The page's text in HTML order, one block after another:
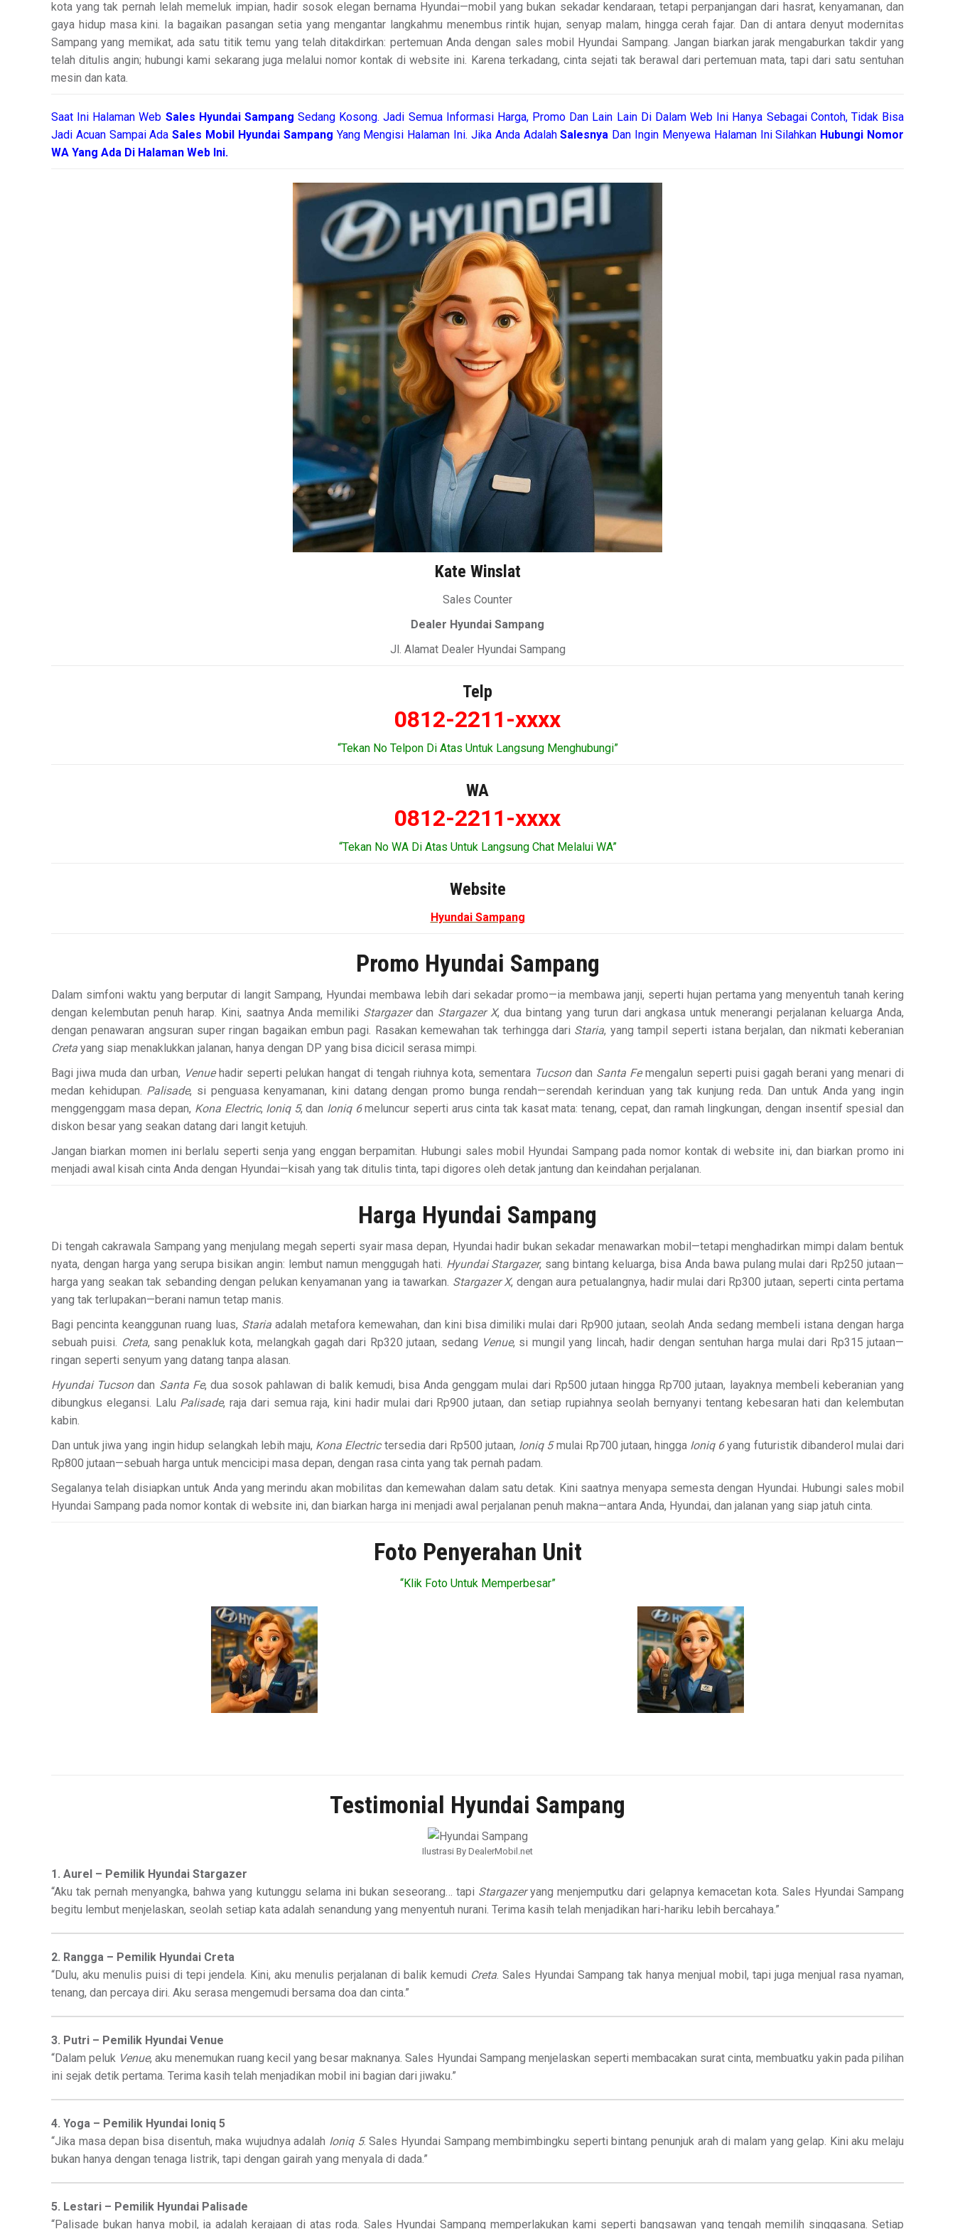
kota yang tak pernah lelah memeluk impian, hadir sosok elegan bernama Hyundai—mobil yang bukan sekadar kendaraan, tetapi perpanjangan dari hasrat, kenyamanan, dan
gaya hidup masa kini. Ia bagaikan pasangan setia yang mengantar langkahmu menembus rintik hujan, senyap malam, hingga cerah fajar. Dan di antara denyut modernitas
Sampang yang memikat, ada satu titik temu yang telah ditakdirkan: pertemuan Anda dengan sales mobil Hyundai Sampang. Jangan biarkan jarak mengaburkan takdir yang
telah ditulis angin; hubungi kami sekarang juga melalui nomor kontak di website ini. Karena terkadang, cinta sejati tak berawal dari pertemuan mata, tapi dari satu sentuhan
mesin dan kata.
Saat Ini Halaman Web Sales Hyundai SampangSedang Kosong. Jadi Semua Informasi Harga, Promo Dan Lain Lain Di Dalam Web Ini Hanya Sebagai Contoh, Tidak Bisa
Jadi Acuan Sampai AdaSales Mobil Hyundai Sampang Yang Mengisi Halaman Ini. Jika Anda AdalahSalesnya Dan Ingin Menyewa Halaman Ini Silahkan Hubungi Nomor
WA Yang Ada Di Halaman Web Ini.
Kate Winslat
Sales Counter
Dealer Hyundai Sampang
Jl. Alamat Dealer Hyundai Sampang
Telp
0812-2211-xxxx
“Tekan No Telpon Di Atas Untuk Langsung Menghubungi”
WA
0812-2211-xxxx
“Tekan No WA Di Atas Untuk Langsung Chat Melalui WA”
Website
Hyundai Sampang
Promo Hyundai Sampang
Dalam simfoni waktu yang berputar di langit Sampang, Hyundai membawa lebih dari sekadar promo—ia membawa janji, seperti hujan pertama yang menyentuh tanah kering
dengan kelembutan penuh harap. Kini, saatnya Anda memiliki Stargazerdan Stargazer X, dua bintang yang turun dari angkasa untuk menerangi perjalanan keluarga Anda,
dengan penawaran angsuran super ringan bagaikan embun pagi. Rasakan kemewahan tak terhingga dari Staria, yang tampil seperti istana berjalan, dan nikmati keberanian
Creta yang siap menaklukkan jalanan, hanya dengan DP yang bisa dicicil serasa mimpi.
Bagi jiwa muda dan urban, Venuehadir seperti pelukan hangat di tengah riuhnya kota, sementara Tucsondan Santa Femengalun seperti puisi gagah berani yang menari di
medan kehidupan. Palisade, si penguasa kenyamanan, kini datang dengan promo bunga rendah—serendah kerinduan yang tak kunjung reda. Dan untuk Anda yang ingin
menggenggam masa depan, Kona Electric, Ioniq 5, dan Ioniq 6meluncur seperti arus cinta tak kasat mata: tenang, cepat, dan ramah lingkungan, dengan insentif spesial dan
diskon besar yang seakan datang dari langit ketujuh.
Jangan biarkan momen ini berlalu seperti senja yang enggan berpamitan. Hubungi sales mobil Hyundai Sampang pada nomor kontak di website ini, dan biarkan promo ini
menjadi awal kisah cinta Anda dengan Hyundai—kisah yang tak ditulis tinta, tapi digores oleh detak jantung dan keindahan perjalanan.
Harga Hyundai Sampang
Di tengah cakrawala Sampang yang menjulang megah seperti syair masa depan, Hyundai hadir bukan sekadar menawarkan mobil—tetapi menghadirkan mimpi dalam bentuk
nyata, dengan harga yang serupa bisikan angin: lembut namun menggugah hati. Hyundai Stargazer, sang bintang keluarga, bisa Anda bawa pulang mulai dari Rp250 jutaan—
harga yang seakan tak sebanding dengan pelukan kenyamanan yang ia tawarkan. Stargazer X, dengan aura petualangnya, hadir mulai dari Rp300 jutaan, seperti cinta pertama
yang tak terlupakan—berani namun tetap manis.
Bagi pencinta keanggunan ruang luas, Stariaadalah metafora kemewahan, dan kini bisa dimiliki mulai dari Rp900 jutaan, seolah Anda sedang membeli istana dengan harga
sebuah puisi. Creta, sang penakluk kota, melangkah gagah dari Rp320 jutaan, sedang Venue, si mungil yang lincah, hadir dengan sentuhan harga mulai dari Rp315 jutaan—
ringan seperti senyum yang datang tanpa alasan.
Hyundai Tucsondan Santa Fe, dua sosok pahlawan di balik kemudi, bisa Anda genggam mulai dari Rp500 jutaan hingga Rp700 jutaan, layaknya membeli keberanian yang
dibungkus elegansi. Lalu Palisade, raja dari semua raja, kini hadir mulai dari Rp900 jutaan, dan setiap rupiahnya seolah bernyanyi tentang kebesaran hati dan kelembutan
kabin.
Dan untuk jiwa yang ingin hidup selangkah lebih maju, Kona Electrictersedia dari Rp500 jutaan, Ioniq 5mulai Rp700 jutaan, hingga Ioniq 6yang futuristik dibanderol mulai dari
Rp800 jutaan—sebuah harga untuk mencicipi masa depan, dengan rasa cinta yang tak pernah padam.
Segalanya telah disiapkan untuk Anda yang merindu akan mobilitas dan kemewahan dalam satu detak. Kini saatnya menyapa semesta dengan Hyundai. Hubungi sales mobil
Hyundai Sampang pada nomor kontak di website ini, dan biarkan harga ini menjadi awal perjalanan penuh makna—antara Anda, Hyundai, dan jalanan yang siap jatuh cinta.
Foto Penyerahan Unit
“Klik Foto Untuk Memperbesar”
Testimonial Hyundai Sampang
Ilustrasi By DealerMobil.net
1. Aurel – Pemilik Hyundai Stargazer
“Aku tak pernah menyangka, bahwa yang kutunggu selama ini bukan seseorang… tapi Stargazeryang menjemputku dari gelapnya kemacetan kota. Sales Hyundai Sampang
begitu lembut menjelaskan, seolah setiap kata adalah senandung yang menyentuh nurani. Terima kasih telah menjadikan hari-hariku lebih bercahaya.”
2. Rangga – Pemilik Hyundai Creta
“Dulu, aku menulis puisi di tepi jendela. Kini, aku menulis perjalanan di balik kemudi Creta. Sales Hyundai Sampang tak hanya menjual mobil, tapi juga menjual rasa nyaman,
tenang, dan percaya diri. Aku serasa mengemudi bersama doa dan cinta.”
3. Putri – Pemilik Hyundai Venue
“Dalam peluk Venue, aku menemukan ruang kecil yang besar maknanya. Sales Hyundai Sampang menjelaskan seperti membacakan surat cinta, membuatku yakin pada pilihan
ini sejak detik pertama. Terima kasih telah menjadikan mobil ini bagian dari jiwaku.”
4. Yoga – Pemilik Hyundai Ioniq 5
“Jika masa depan bisa disentuh, maka wujudnya adalah Ioniq 5. Sales Hyundai Sampang membimbingku seperti bintang penunjuk arah di malam yang gelap. Kini aku melaju
bukan hanya dengan tenaga listrik, tapi dengan gairah yang menyala di dada.”
5. Lestari – Pemilik Hyundai Palisade
“Palisade bukan hanya mobil, ia adalah kerajaan di atas roda. Sales Hyundai Sampang memperlakukan kami seperti bangsawan yang tengah memilih singgasana. Setiap